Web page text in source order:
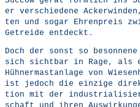
er ver­schie­de­ne
ten und sogar Ehren­preis
Getrei­de entdeckt.
Doch der sonst so
sich sicht­bar in Rage, als
Hüh­ner­mast­an­la­ge von
ist jedoch die ein­zi­ge
ti­on mit der